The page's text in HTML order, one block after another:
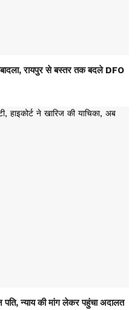
रायपुर से बस्तर तक बदले DFO
न्याय की मांग लेकर पहुंचा अदालत